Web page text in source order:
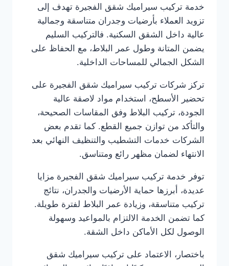
خدمة تركيب سيراميك شقق الفجيرة تهدف إلى
تزويد العملاء بأرضيات وجدران متناسقة وجمالية
عالية داخل الشقق السكنية. فالتركيب السليم
يضمن المتانة وطول عمر البلاط، مع الحفاظ على
الشكل الجمالي للمساحات الداخلية.
تركز شركات تركيب سيراميك شقق الفجيرة على
تحضير الأسطح، استخدام مواد لاصقة عالية
الجودة، تركيب البلاط وفق المقاسات الصحيحة،
والتأكد من توازن جميع القطع. كما تقدم بعض
الشركات خدمات التشطيب والتنظيف النهائي بعد
الانتهاء لضمان مظهر رائع ومتناسق.
توفر خدمة تركيب سيراميك شقق الفجيرة مزايا
عديدة، أبرزها حماية الأرضيات والجدران، نتائج
تركيب متناسقة، وزيادة عمر البلاط لفترة طويلة.
كما تضمن الخدمة الالتزام بالمواعيد وسهولة
الوصول لكل الأماكن داخل الشقة.
باختصار، الاعتماد على تركيب سيراميك شقق